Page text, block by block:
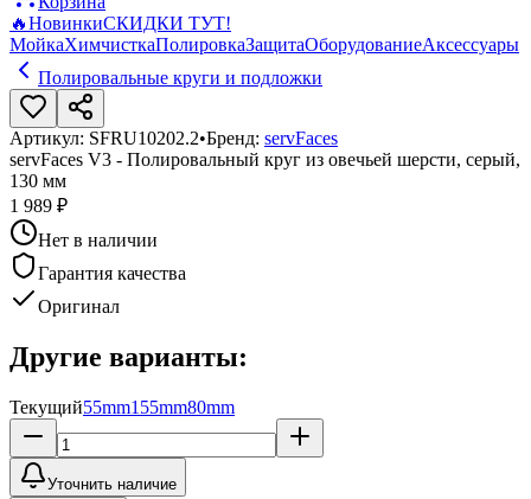
🔥НовинкиСКИДКИ ТУТ!
МойкаХимчисткаПолировкаЗащитаОборудованиеАксессуары
Полировальные круги и подложки
Артикул: SFRU10202.2•Бренд: servFaces
servFaces V3 - Полировальный круг из овечьей шерсти, серый,
130 мм
1 989 ₽
Нет в наличии
Гарантия качества
Оригинал
Другие варианты:
Текущий55mm155mm80mm
Уточнить наличие